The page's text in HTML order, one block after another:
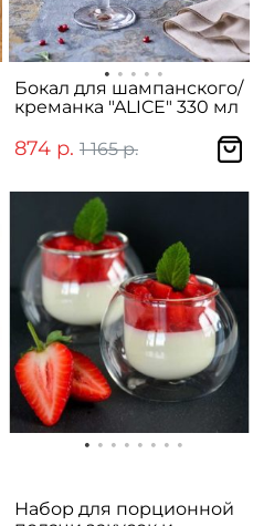
Бокал для шампанского/
креманка "ALICE" 330 мл
874 р. 1 165 р.
Набор для порционной